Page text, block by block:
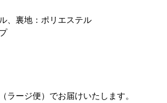
、裏地：ポリエステル
ージ便）でお届けいたします。